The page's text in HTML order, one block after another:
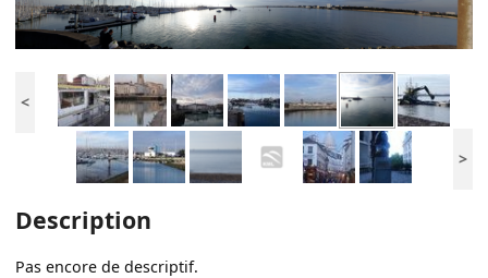
<
>
Description
Pas encore de descriptif.